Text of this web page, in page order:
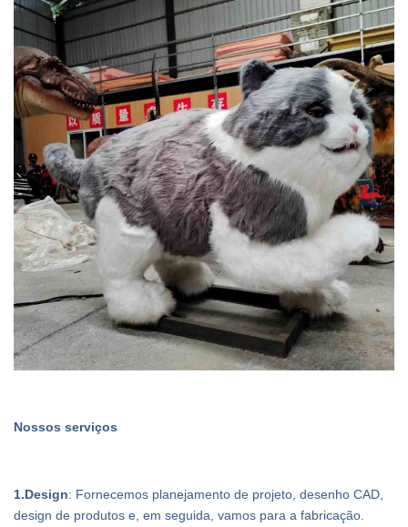
Nossos serviços
1.Design: Fornecemos planejamento de projeto, desenho CAD,
design de produtos e, em seguida, vamos para a fabricação.